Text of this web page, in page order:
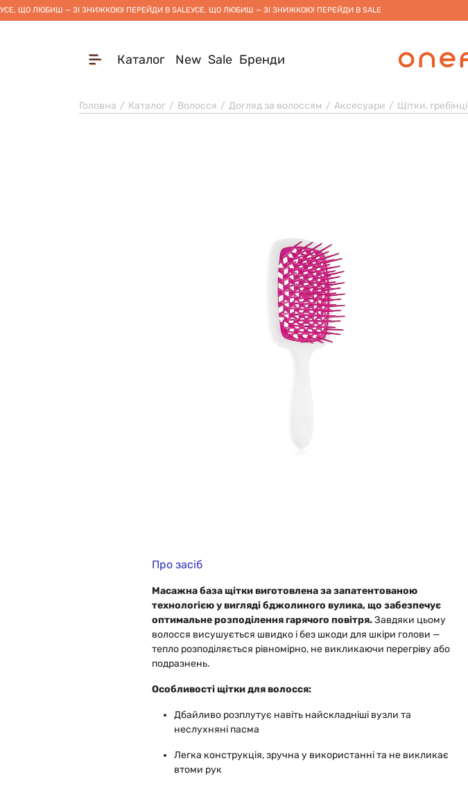
УСЕ, ЩО ЛЮБИШ — ЗІ ЗНИЖКОЮ! ПЕРЕЙДИ В SALEУСЕ, ЩО ЛЮБИШ — ЗІ ЗНИЖКОЮ! ПЕРЕЙДИ В SALE
Каталог New Sale Бренди
Головна Каталог Волосся Догляд за волоссям Аксесуари Щітки, гребінці
Про засіб
Масажна база щітки виготовлена за запатентованою
технологією у вигляді бджолиного вулика, що забезпечує
оптимальне розподілення гарячого повітря.Завдяки цьому
волосся висушується швидко і без шкоди для шкіри голови —
тепло розподіляється рівномірно, не викликаючи перегріву або
подразнень.
Особливості щітки для волосся:
Дбайливо розплутує навіть найскладніші вузли та
неслухняні пасма
Легка конструкція, зручна у використанні та не викликає
втоми рук